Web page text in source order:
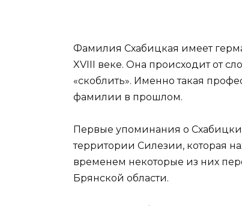
Фамилия Схабицкая имеет
XVIII веке. Она происходит от
«скоблить». Именно такая
фамилии в прошлом.
Первые упоминания о
территории Силезии, которая
временем некоторые из них
Брянской области.